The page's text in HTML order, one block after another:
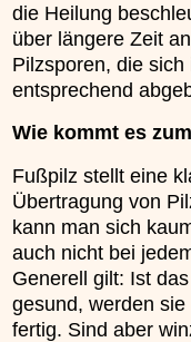
die Heilung
über längere Zeit
Pilzsporen, die
entsprechend
Wie kommt es
Fußpilz stellt eine
Übertragung von
kann man sich
auch nicht bei
Generell gilt: Ist
gesund, werden
fertig. Sind aber